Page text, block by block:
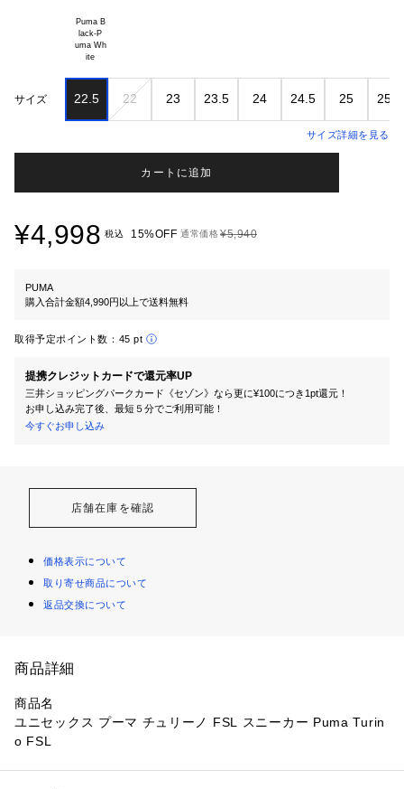
Puma B
lack-P
uma Wh
サイズ 22.5 22 23 23.5 24 24.5 25 25.5
サイズ詳細を見る
カートに追加
¥4,998 税込 15%OFF 通常価格¥5,940
PUMA
購入合計金額4,990円以上で送料無料
取得予定ポイント数： 45 pt
提携クレジットカードで還元率UP
三井ショッピングパークカード《セゾン》なら更に¥100につき1pt還元！
お申し込み完了後、最短５分でご利用可能！
今すぐお申し込み
店舗在庫を確認
価格表示について
取り寄せ商品について
返品交換について
商品詳細
商品名
ユニセックス プーマ チュリーノ FSL スニーカー Puma Turin
o FSL